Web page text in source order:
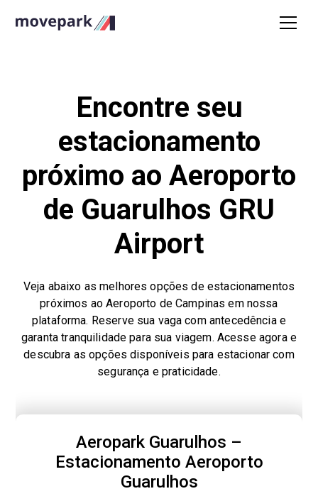
Encontre seu
estacionamento
próximo ao Aeroporto
de Guarulhos GRU
Airport
Veja abaixo as melhores opções de estacionamentos
próximos ao Aeroporto de Campinas em nossa
plataforma. Reserve sua vaga com antecedência e
garanta tranquilidade para sua viagem. Acesse agora e
descubra as opções disponíveis para estacionar com
segurança e praticidade.
Aeropark Guarulhos –
Estacionamento Aeroporto
Guarulhos